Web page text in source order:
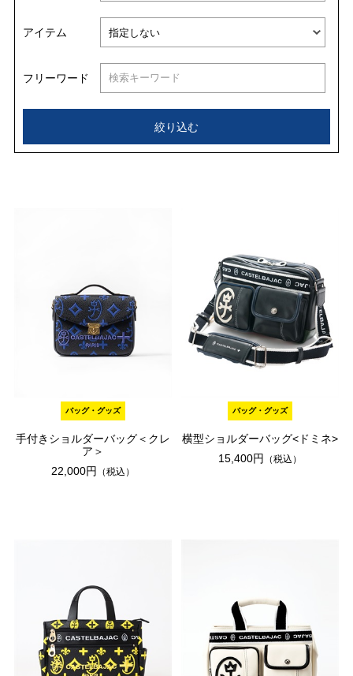
並び替える
アイテム
フリーワード
絞り込む
バッグ・グッズ
手付きショルダーバッグ＜クレ
ア＞
22,000円
（税込）
バッグ・グッズ
横型ショルダーバッグ<ドミネ>
15,400円
（税込）